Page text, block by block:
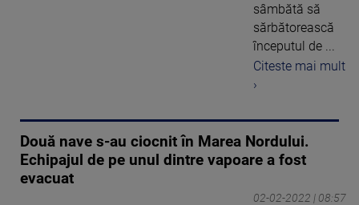
sâmbătă să
sărbătorească
începutul de ...
Citeste mai mult
›
Două nave s-au ciocnit în Marea Nordului.
Echipajul de pe unul dintre vapoare a fost
evacuat
02-02-2022 | 08:57